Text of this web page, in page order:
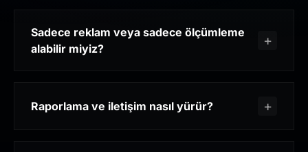
Sadece reklam veya sadece ölçümleme
alabilir miyiz?
Raporlama ve iletişim nasıl yürür?